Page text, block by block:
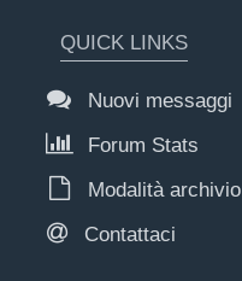
QUICK LINKS
Nuovi messaggi
Forum Stats
Modalità archivio
Contattaci